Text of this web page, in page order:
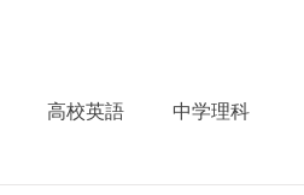
高校英語 中学理科